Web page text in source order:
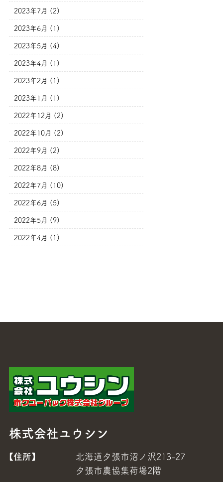
2023年7月 (2)
2023年6月 (1)
2023年5月 (4)
2023年4月 (1)
2023年2月 (1)
2023年1月 (1)
2022年12月 (2)
2022年10月 (2)
2022年9月 (2)
2022年8月 (8)
2022年7月 (10)
2022年6月 (5)
2022年5月 (9)
2022年4月 (1)
株式会社ユウシン
【住所】
北海道夕張市沼ノ沢213-27
夕張市農協集荷場2階